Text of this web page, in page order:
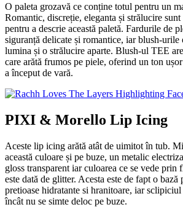
O paleta grozavă ce conține totul pentru un
Romantic, discreție, eleganta și strălucire
pentru a descrie această paletă. Fardurile de
siguranță delicate și romantice, iar blush-
lumina și o strălucire aparte. Blush-ul TEE
care arătă frumos pe piele, oferind un ton
a început de vară.
PIXI & Morello Lip Icing
Aceste lip icing arătă atât de uimitot în tub.
această culoare și pe buze, un metalic
gloss transparent iar culoarea ce se vede prin
este dată de glitter. Acesta este de fapt o
pretioase hidratante si hranitoare, iar sclipiciul
încât nu se simte deloc pe buze.